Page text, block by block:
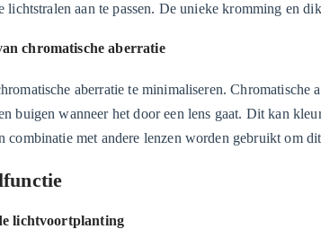
lichtstralen aan te passen. De unieke kromming en
chromatische aberratie
aberratie te minimaliseren.
buigen wanneer het door een lens gaat. Dit kan
combinatie met andere lenzen worden gebruikt om
lichtvoortplanting